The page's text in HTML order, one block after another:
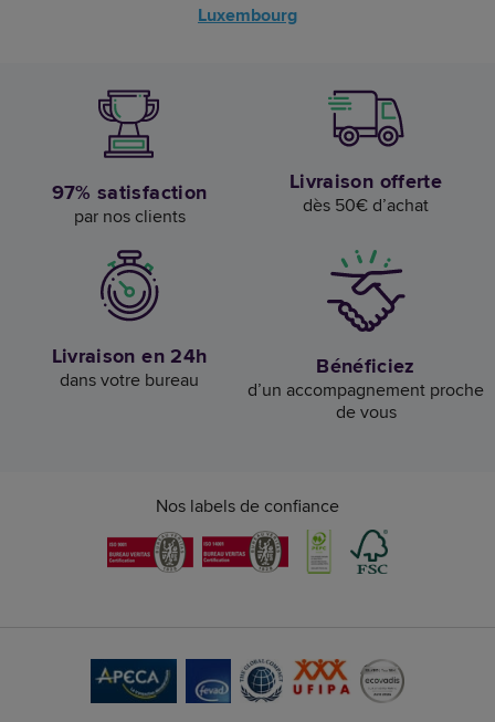
Luxembourg
97% satisfaction
par nos clients
Livraison offerte
dès 50€ d’achat
Livraison en 24h
dans votre bureau Bénéficiez
d’un accompagnement proche
de vous
Nos labels de confiance